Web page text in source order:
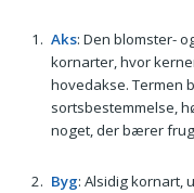
Aks: Den blomster-
kornarter, hvor
hovedakse. Termen
sortsbestemmelse,
noget, der bærer
Byg: Alsidig kornart,